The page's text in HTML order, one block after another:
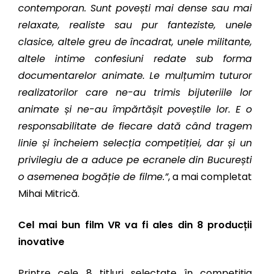
contemporan. Sunt povești mai dense sau mai
relaxate, realiste sau pur fanteziste, unele
clasice, altele greu de încadrat, unele militante,
altele intime confesiuni redate sub forma
documentarelor animate. Le mulțumim tuturor
realizatorilor care ne-au trimis bijuteriile lor
animate și ne-au împărtășit poveștile lor. E o
responsabilitate de fiecare dată când tragem
linie și încheiem selecția competiției, dar și un
privilegiu de a aduce pe ecranele din București
o asemenea bogăție de filme.”, a mai completat
Mihai Mitrică.
Cel mai bun film VR va fi ales din 8 producții
inovative